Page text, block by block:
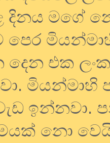
දිනය මගේ
පෙර
දෙන එක
මියන්මාහි
වැඩ
නො